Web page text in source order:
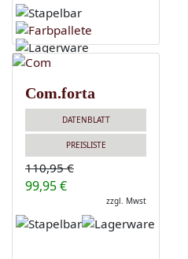
Com.forta
DATENBLATT
PREISLISTE
110,95 €
99,95 €
zzgl. Mwst